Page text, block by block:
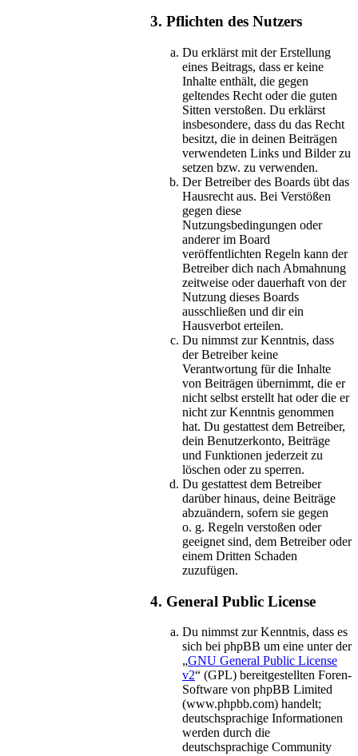
3. Pflichten des Nutzers
Du erklärst mit der Erstellung
eines Beitrags, dass er keine
Inhalte enthält, die gegen
geltendes Recht oder die guten
Sitten verstoßen. Du erklärst
insbesondere, dass du das Recht
besitzt, die in deinen Beiträgen
verwendeten Links und Bilder zu
setzen bzw. zu verwenden.
Der Betreiber des Boards übt das
Hausrecht aus. Bei Verstößen
gegen diese
Nutzungsbedingungen oder
anderer im Board
veröffentlichten Regeln kann der
Betreiber dich nach Abmahnung
zeitweise oder dauerhaft von der
Nutzung dieses Boards
ausschließen und dir ein
Hausverbot erteilen.
Du nimmst zur Kenntnis, dass
der Betreiber keine
Verantwortung für die Inhalte
von Beiträgen übernimmt, die er
nicht selbst erstellt hat oder die er
nicht zur Kenntnis genommen
hat. Du gestattest dem Betreiber,
dein Benutzerkonto, Beiträge
und Funktionen jederzeit zu
löschen oder zu sperren.
Du gestattest dem Betreiber
darüber hinaus, deine Beiträge
abzuändern, sofern sie gegen
o. g. Regeln verstoßen oder
geeignet sind, dem Betreiber oder
einem Dritten Schaden
zuzufügen.
4. General Public License
Du nimmst zur Kenntnis, dass es
sich bei phpBB um eine unter der
„GNU General Public License
v2“ (GPL) bereitgestellten Foren-
Software von phpBB Limited
(www.phpbb.com) handelt;
deutschsprachige Informationen
werden durch die
deutschsprachige Community